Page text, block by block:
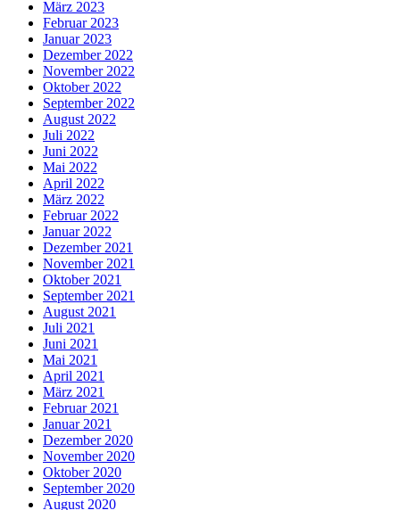
März 2023
Februar 2023
Januar 2023
Dezember 2022
November 2022
Oktober 2022
September 2022
August 2022
Juli 2022
Juni 2022
Mai 2022
April 2022
März 2022
Februar 2022
Januar 2022
Dezember 2021
November 2021
Oktober 2021
September 2021
August 2021
Juli 2021
Juni 2021
Mai 2021
April 2021
März 2021
Februar 2021
Januar 2021
Dezember 2020
November 2020
Oktober 2020
September 2020
August 2020